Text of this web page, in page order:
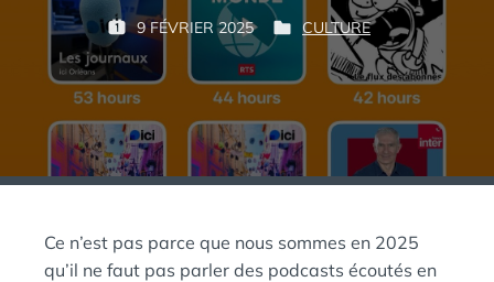
P
U
B
L
É
L
:
9 FÉVRIER 2025
P
A
:
К
К
М
Ё
Р
Ы
Й
P
B
L
I
É
D
S
CULTURE
Ce n’est pas parce que nous sommes en 2025
qu’il ne faut pas parler des podcasts écoutés en